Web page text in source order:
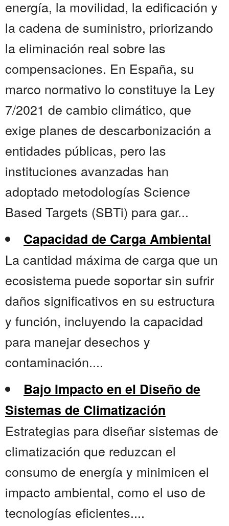
energía, la movilidad, la edificación y
la cadena de suministro, priorizando
la eliminación real sobre las
compensaciones. En España, su
marco normativo lo constituye la Ley
7/2021 de cambio climático, que
exige planes de descarbonización a
entidades públicas, pero las
instituciones avanzadas han
adoptado metodologías Science
Based Targets (SBTi) para gar...
Capacidad de Carga Ambiental
La cantidad máxima de carga que un
ecosistema puede soportar sin sufrir
daños significativos en su estructura
y función, incluyendo la capacidad
para manejar desechos y
contaminación....
Bajo Impacto en el Diseño de
Sistemas de Climatización
Estrategias para diseñar sistemas de
climatización que reduzcan el
consumo de energía y minimicen el
impacto ambiental, como el uso de
tecnologías eficientes....